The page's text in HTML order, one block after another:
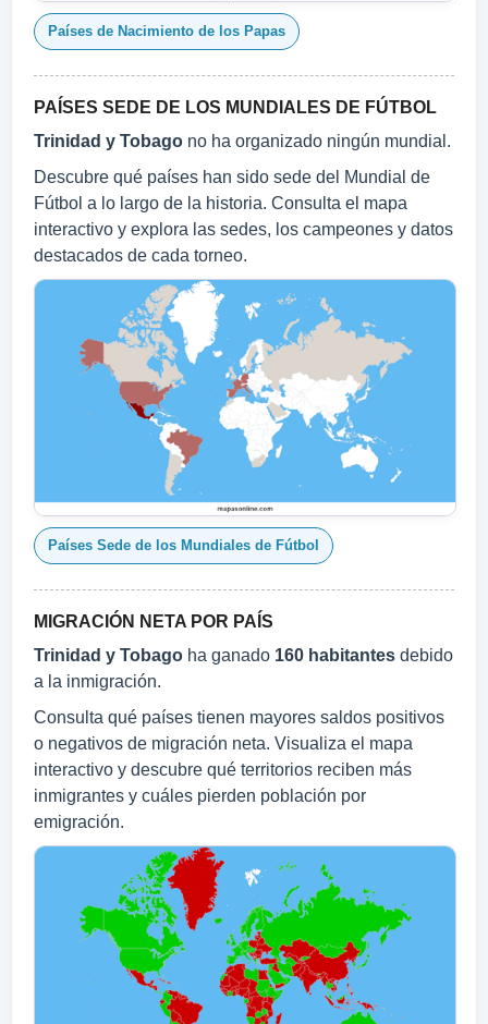
Países de Nacimiento de los Papas
PAÍSES SEDE DE LOS MUNDIALES DE FÚTBOL
Trinidad y Tobago no ha organizado ningún mundial.
Descubre qué países han sido sede del Mundial de
Fútbol a lo largo de la historia. Consulta el mapa
interactivo y explora las sedes, los campeones y datos
destacados de cada torneo.
Países Sede de los Mundiales de Fútbol
MIGRACIÓN NETA POR PAÍS
Trinidad y Tobago ha ganado 160 habitantes debido
a la inmigración.
Consulta qué países tienen mayores saldos positivos
o negativos de migración neta. Visualiza el mapa
interactivo y descubre qué territorios reciben más
inmigrantes y cuáles pierden población por
emigración.